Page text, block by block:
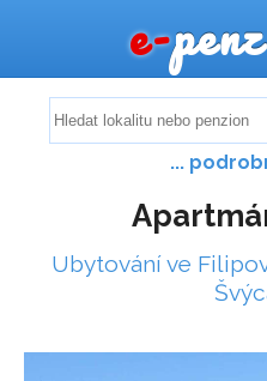
e-
...
Ubytování ve